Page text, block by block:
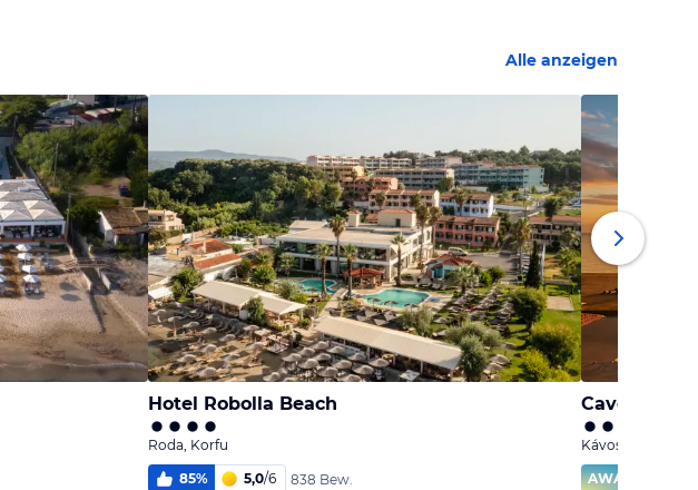
Alle anzeigen
Hotel Robolla Beach
Roda, Korfu
85% 5,0/6
838 Bew.
Kávos, Korfu
AWARD